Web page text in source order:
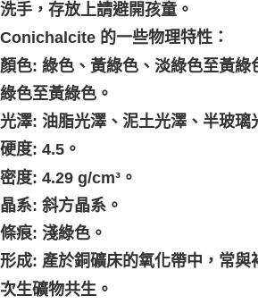
洗手，存放上請避開孩童。
Conichalcite 的一些物理特性：
顏色: 綠色、黃綠色、淡綠色至黃綠
綠色至黃綠色。
光澤: 油脂光澤、泥土光澤、半玻璃
硬度: 4.5。
密度: 4.29 g/cm³。
晶系: 斜方晶系。
條痕: 淺綠色。
形成: 產於銅礦床的氧化帶中，常與
次生礦物共生。